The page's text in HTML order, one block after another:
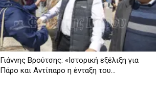
Γιάννης Βρούτσης: «Ιστορική εξέλιξη για
Πάρο και Αντίπαρο η ένταξη του...